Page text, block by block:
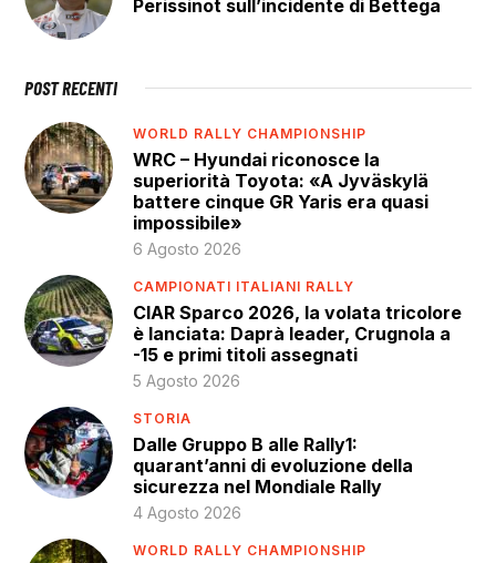
Perissinot sull’incidente di Bettega
POST RECENTI
WORLD RALLY CHAMPIONSHIP
WRC – Hyundai riconosce la
superiorità Toyota: «A Jyväskylä
battere cinque GR Yaris era quasi
impossibile»
6 Agosto 2026
CAMPIONATI ITALIANI RALLY
CIAR Sparco 2026, la volata tricolore
è lanciata: Daprà leader, Crugnola a
-15 e primi titoli assegnati
5 Agosto 2026
STORIA
Dalle Gruppo B alle Rally1:
quarant’anni di evoluzione della
sicurezza nel Mondiale Rally
4 Agosto 2026
WORLD RALLY CHAMPIONSHIP